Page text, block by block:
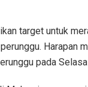
target untuk
pada